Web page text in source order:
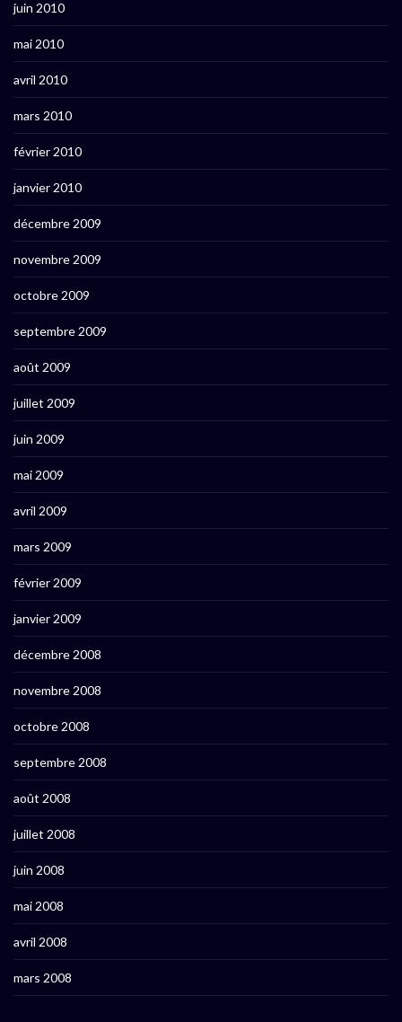
juin 2010
mai 2010
avril 2010
mars 2010
février 2010
janvier 2010
décembre 2009
novembre 2009
octobre 2009
septembre 2009
août 2009
juillet 2009
juin 2009
mai 2009
avril 2009
mars 2009
février 2009
janvier 2009
décembre 2008
novembre 2008
octobre 2008
septembre 2008
août 2008
juillet 2008
juin 2008
mai 2008
avril 2008
mars 2008